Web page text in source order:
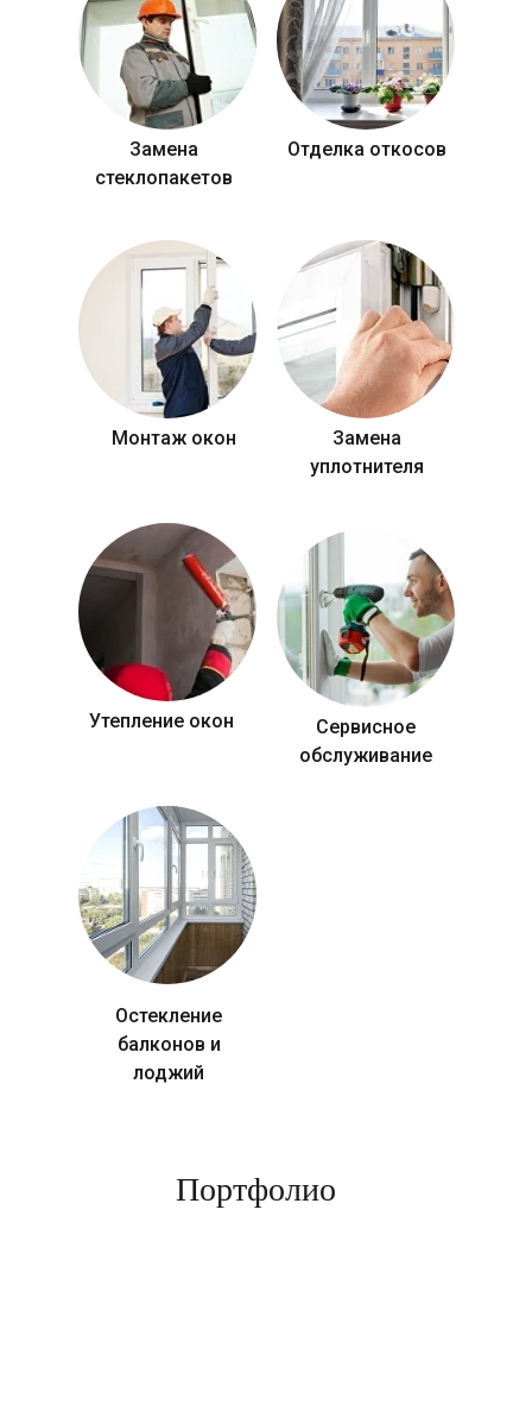
Замена
стеклопакетов
Отделка откосов
Монтаж окон
Замена
уплотнителя
Утепление окон
Сервисное
обслуживание
Остекление
балконов и
лоджий
Портфолио